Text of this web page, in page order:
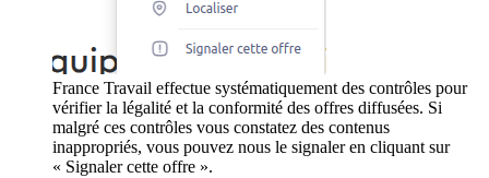
France Travail effectue systématiquement des contrôles pour
vérifier la légalité et la conformité des offres diffusées. Si
malgré ces contrôles vous constatez des contenus
inappropriés, vous pouvez nous le signaler en cliquant sur
« Signaler cette offre ».